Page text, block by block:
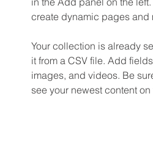
create dynamic pages and
Your collection is already
it from a CSV file. Add
images, and videos. Be
see your newest content